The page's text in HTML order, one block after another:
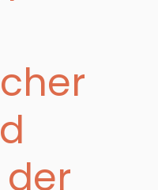
der